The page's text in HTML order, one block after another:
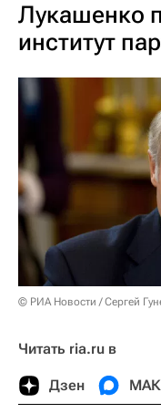
Лукашенко
институт
© РИА Новости / Сергей
Читать ria.ru в
Дзен